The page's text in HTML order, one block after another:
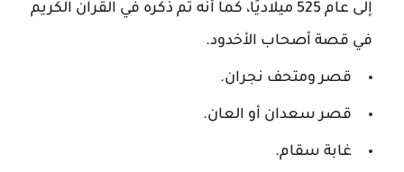
إلى عام 525 ميلاديًا، كما أنه تم ذكره في القرآن الكريم
في قصة أصحاب الأخدود.
قصر ومتحف نجران.
قصر سعدان أو العان.
غابة سقام.